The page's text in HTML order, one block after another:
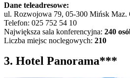
Dane teleadresowe:
ul. Rozwojowa 79, 05-300 Mińsk Maz.
Telefon: 025 752 54 10
Największa sala konferencyjna: 240
Liczba miejsc noclegowych: 210
3. Hotel Panorama***